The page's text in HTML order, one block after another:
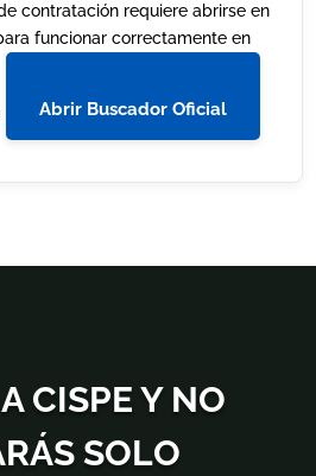
contratación requiere abrirse en
funcionar correctamente en
Abrir Buscador Oficial
CISPE Y NO
SOLO